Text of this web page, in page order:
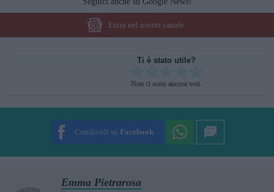
Entra nel nostro canale
Ti è stato utile?
Non ci sono ancora voti.
Condividi su Facebook
Emma Pietrarosa